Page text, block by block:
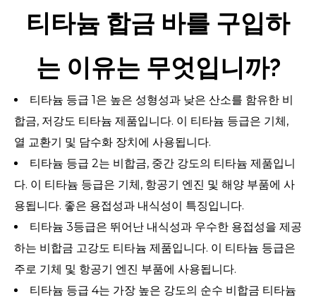
티타늄 합금 바를 구입하
는 이유는 무엇입니까?
티타늄 등급 1은 높은 성형성과 낮은 산소를 함유한 비
합금, 저강도 티타늄 제품입니다. 이 티타늄 등급은 기체,
열 교환기 및 담수화 장치에 사용됩니다.
티타늄 등급 2는 비합금, 중간 강도의 티타늄 제품입니
다. 이 티타늄 등급은 기체, 항공기 엔진 및 해양 부품에 사
용됩니다. 좋은 용접성과 내식성이 특징입니다.
티타늄 3등급은 뛰어난 내식성과 우수한 용접성을 제공
하는 비합금 고강도 티타늄 제품입니다. 이 티타늄 등급은
주로 기체 및 항공기 엔진 부품에 사용됩니다.
티타늄 등급 4는 가장 높은 강도의 순수 비합금 티타늄